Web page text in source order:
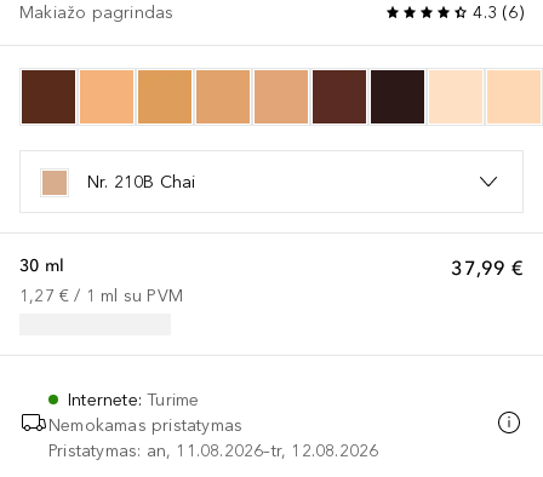
Makiažo pagrindas 4.3 (6)
Nr. 210B Chai
37,99 €
30 ml
1,27 € / 1 ml su PVM
Internete:Turime
Nemokamas pristatymas
Pristatymas: an, 11.08.2026–tr, 12.08.2026